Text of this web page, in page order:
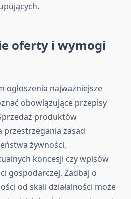
oferty i wymogi
ogłoszenia najważniejsze
obowiązujące przepisy
produktów
przestrzegania zasad
żywności,
koncesji czy wpisów
gospodarczej. Zadbaj o
od skali działalności może